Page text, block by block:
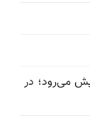
می‌رود؛ در